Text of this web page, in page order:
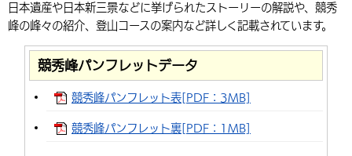
日本遺産や日本新三景などに挙げられたストーリーの解説や、競秀
峰の峰々の紹介、登山コースの案内など詳しく記載されています。
競秀峰パンフレットデータ
競秀峰パンフレット表[PDF：3MB]
競秀峰パンフレット裏[PDF：1MB]